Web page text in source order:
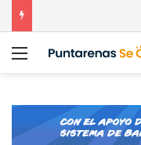
Menú